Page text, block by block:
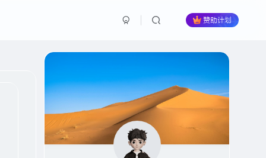
赞助计划